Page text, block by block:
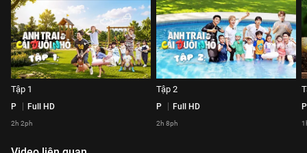
Tập 1
P Full HD
2h 2ph
Tập 2
P Full HD
2h 8ph
P